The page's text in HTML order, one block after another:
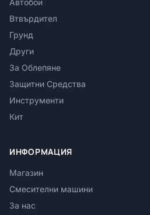
Автобои
Втвърдител
Грунд
Други
За Облепяне
Защитни Средства
Инструменти
Кит
ИНФОРМАЦИЯ
Магазин
Смесителни машини
За нас